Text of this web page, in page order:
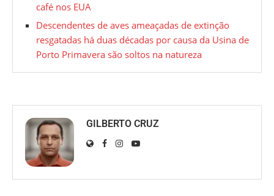
café nos EUA
Descendentes de aves ameaçadas de extinção
resgatadas há duas décadas por causa da Usina de
Porto Primavera são soltos na natureza
GILBERTO CRUZ